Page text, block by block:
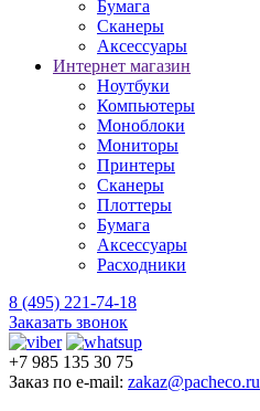
Бумага
Сканеры
Аксессуары
Интернет магазин
Ноутбуки
Компьютеры
Моноблоки
Мониторы
Принтеры
Сканеры
Плоттеры
Бумага
Аксессуары
Расходники
8 (495) 221-74-18
Заказать звонок
+7 985 135 30 75
Заказ по e-mail: zakaz@pacheco.ru